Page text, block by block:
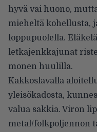
hyvä vai huono,
mieheltä kohellusta,
loppupuolella.
letkajenkkajunat
monen huulilla.
Kakkoslavalla
yleisökadosta,
valua sakkia. Viron
metal/folkpoljennon